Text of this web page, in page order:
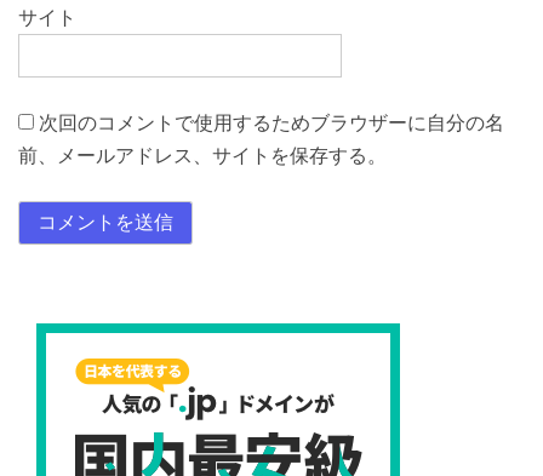
サイト
次回のコメントで使用するためブラウザーに自分の名
前、メールアドレス、サイトを保存する。